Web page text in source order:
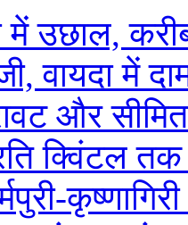
में उछाल,
वायदा में
और
क्विंटल